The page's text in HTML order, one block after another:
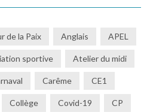
de la Paix Anglais APEL
sportive Atelier du midi
Carême CE1
Collège Covid-19 CP